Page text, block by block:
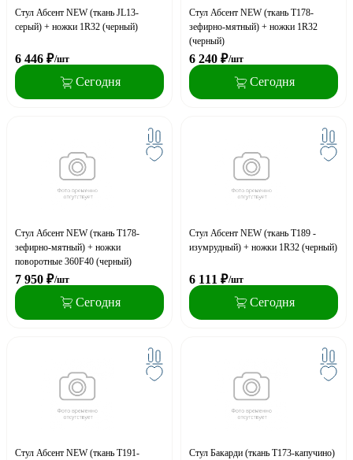
Стул Абсент NEW (ткань JL13-
серый) + ножки 1R32 (черный)
6 446 ₽/шт
Сегодня
Стул Абсент NEW (ткань Т178-
зефирно-мятный) + ножки 1R32
(черный)
6 240 ₽/шт
Сегодня
Стул Абсент NEW (ткань Т178-
зефирно-мятный) + ножки
поворотные 360F40 (черный)
7 950 ₽/шт
Сегодня
Стул Абсент NEW (ткань Т189 -
изумрудный) + ножки 1R32 (черный)
6 111 ₽/шт
Сегодня
Стул Абсент NEW (ткань Т191-
Стул Бакарди (ткань Т173-капучино)